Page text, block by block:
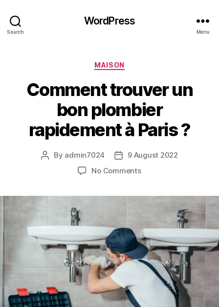
Search
WordPress
Menu
Categories
MAISON
Comment trouver un
bon plombier
rapidement à Paris ?
Post
By admin7024
Post9 August 2022
No Commentson
rapidement
à
Paris
?